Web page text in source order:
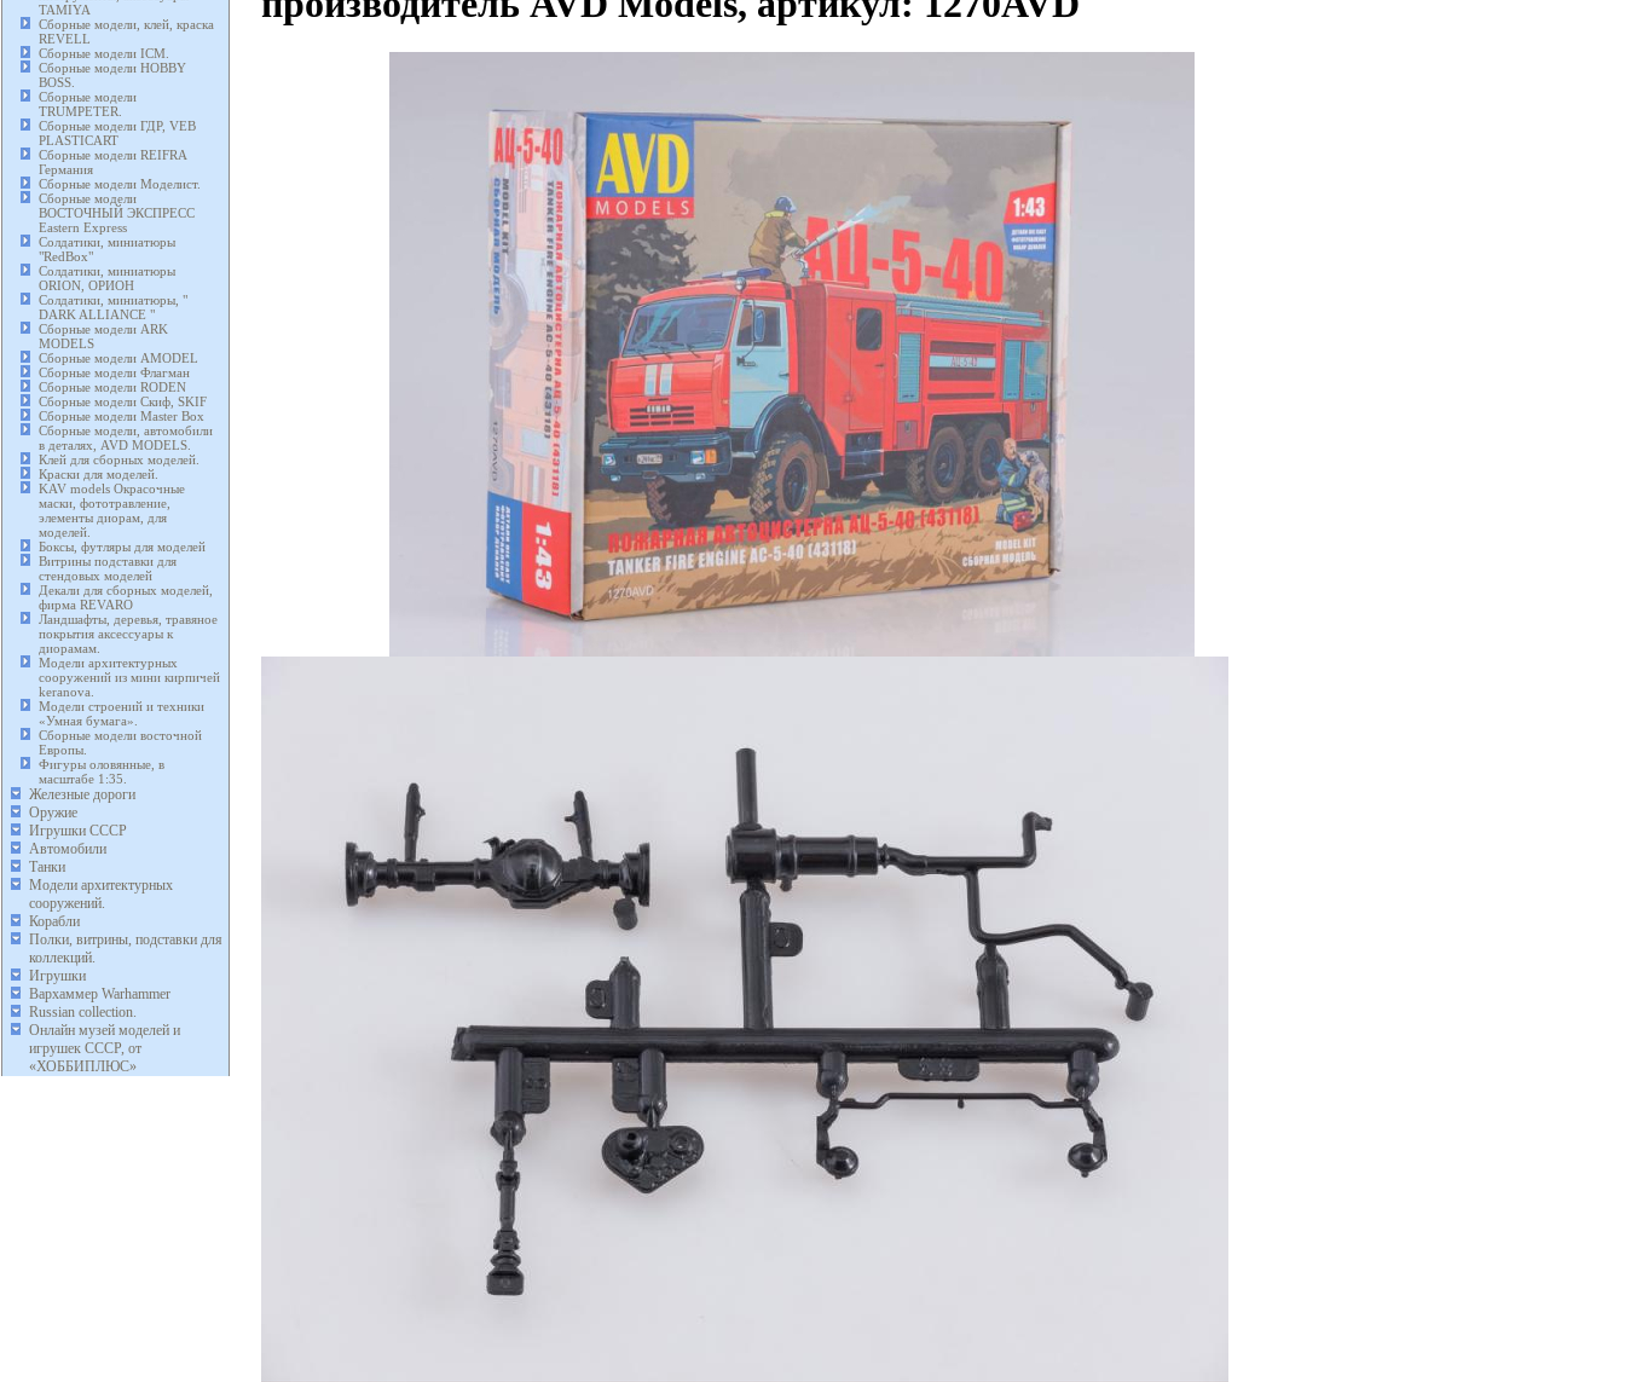
TAMIYA
Сборные модели, клей, краска
REVELL
Сборные модели ICM.
Сборные модели HOBBY
BOSS.
Сборные модели
TRUMPETER.
Сборные модели ГДР, VEB
PLASTICART
Сборные модели REIFRA
Германия
Сборные модели Моделист.
Сборные модели
ВОСТОЧНЫЙ ЭКСПРЕСС
Eastern Express
Солдатики, миниатюры
"RedBox"
Солдатики, миниатюры
ORION, ОРИОН
Солдатики, миниатюры, "
DARK ALLIANCE "
Сборные модели ARK
MODELS
Сборные модели AMODEL
Сборные модели Флагман
Сборные модели RODEN
Сборные модели Скиф, SKIF
Сборные модели Master Box
Сборные модели, автомобили
в деталях, AVD MODELS.
Клей для сборных моделей.
Краски для моделей.
KAV models Окрасочные
маски, фототравление,
элементы диорам, для
моделей.
Боксы, футляры для моделей
Витрины подставки для
стендовых моделей
Декали для сборных моделей,
фирма REVARO
Ландшафты, деревья, травяное
покрытия аксессуары к
диорамам.
Модели архитектурных
сооружений из мини кирпичей
keranova.
Модели строений и техники
«Умная бумага».
Сборные модели восточной
Европы.
Фигуры оловянные, в
масштабе 1:35.
Железные дороги
Оружие
Игрушки СССР
Автомобили
Танки
Модели архитектурных
сооружений.
Корабли
Полки, витрины, подставки для
коллекций.
Игрушки
Вархаммер Warhammer
Russian collection.
Онлайн музей моделей и
игрушек СССР, от
«ХОББИПЛЮС»